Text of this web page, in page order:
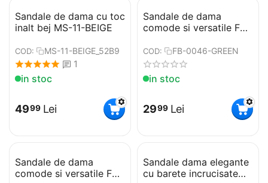
Sandale de dama cu toc
inalt bej MS-11-BEIGE
COD: MS-11-BEIGE_52B9
1
in stoc
4999 Lei
​Sandale de dama
comode si versatile FB-
COD: FB-0046-GREEN
in stoc
2999 Lei
Sandale de dama
comode si versatile FB-
Sandale dama elegante
cu barete incrucisate